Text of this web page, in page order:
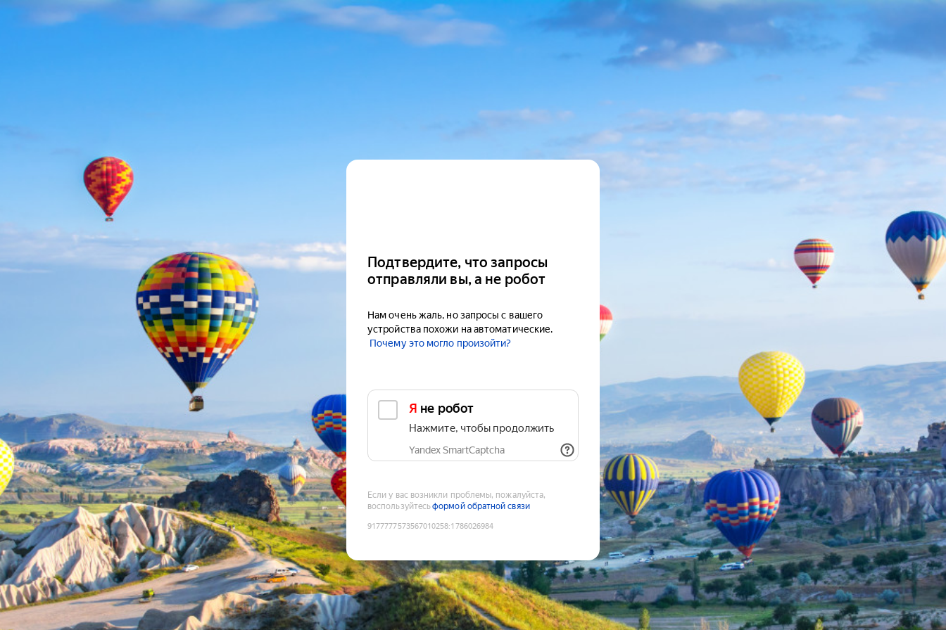
Подтвердите, что запросы
отправляли вы, а не робот
Нам очень жаль, но запросы с вашего
устройства похожи на автоматические.
Почему это могло произойти?
Я не робот
Нажмите, чтобы продолжить
Yandex SmartCaptcha
Если у вас возникли проблемы, пожалуйста,
воспользуйтесьформой обратной связи
9177777573567010258:1786026984